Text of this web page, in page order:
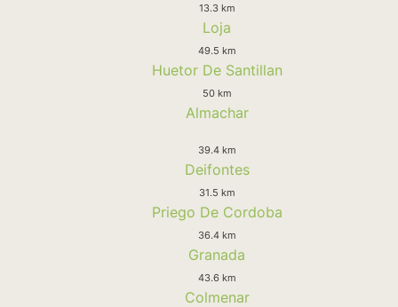
13.3 km
Loja
49.5 km
Huetor De Santillan
50 km
Almachar
39.4 km
Deifontes
31.5 km
Priego De Cordoba
36.4 km
Granada
43.6 km
Colmenar